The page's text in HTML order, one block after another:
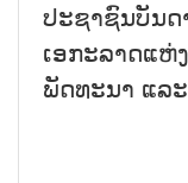
ປະຊາຊົນບັນດ
ເອກະລາດແຫ່
ພັດທະນາ ແລ